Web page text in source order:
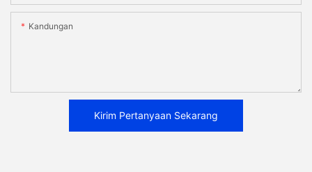
Kandungan
Kirim Pertanyaan Sekarang